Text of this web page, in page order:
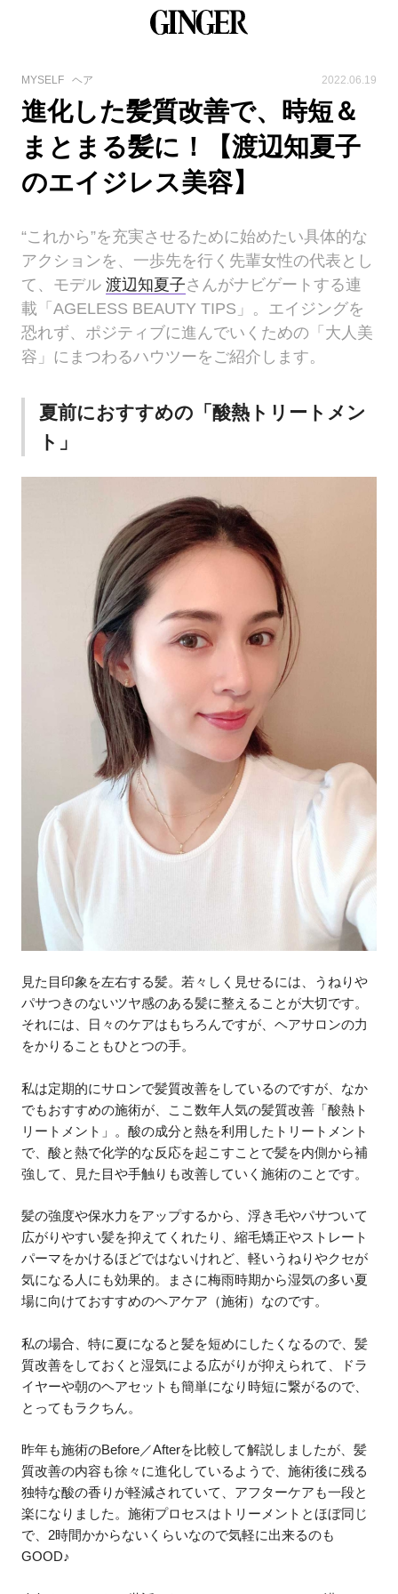
MYSELF ヘア 2022.06.19
進化した髪質改善で、時短＆
まとまる髪に！【渡辺知夏子
のエイジレス美容】
“これから”を充実させるために始めたい具体的な
アクションを、一歩先を行く先輩女性の代表とし
て、モデル渡辺知夏子さんがナビゲートする連
載「AGELESS BEAUTY TIPS」。エイジングを
恐れず、ポジティブに進んでいくための「大人美
容」にまつわるハウツーをご紹介します。
夏前におすすめの「酸熱トリートメン
ト」
見た目印象を左右する髪。若々しく見せるには、うねりや
パサつきのないツヤ感のある髪に整えることが大切です。
それには、日々のケアはもちろんですが、ヘアサロンの力
をかりることもひとつの手。
私は定期的にサロンで髪質改善をしているのですが、なか
でもおすすめの施術が、ここ数年人気の髪質改善「酸熱ト
リートメント」。酸の成分と熱を利用したトリートメント
で、酸と熱で化学的な反応を起こすことで髪を内側から補
強して、見た目や手触りも改善していく施術のことです。
髪の強度や保水力をアップするから、浮き毛やパサついて
広がりやすい髪を抑えてくれたり、縮毛矯正やストレート
パーマをかけるほどではないけれど、軽いうねりやクセが
気になる人にも効果的。まさに梅雨時期から湿気の多い夏
場に向けておすすめのヘアケア（施術）なのです。
私の場合、特に夏になると髪を短めにしたくなるので、髪
質改善をしておくと湿気による広がりが抑えられて、ドラ
イヤーや朝のヘアセットも簡単になり時短に繋がるので、
とってもラクちん。
昨年も施術のBefore／Afterを比較して解説しましたが、髪
質改善の内容も徐々に進化しているようで、施術後に残る
独特な酸の香りが軽減されていて、アフターケアも一段と
楽になりました。施術プロセスはトリーメントとほぼ同じ
で、2時間かからないくらいなので気軽に出来るのも
GOOD♪